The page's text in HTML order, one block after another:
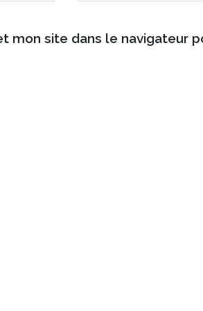
mon site dans le navigateur